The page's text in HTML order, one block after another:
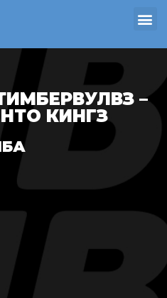
–
КИНГЗ